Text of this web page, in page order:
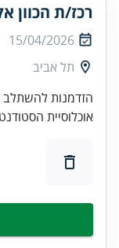
רכז/ת הכוון
15/04/2026
תל אביב
הזדמנות להשתלב
אוכלוסיית